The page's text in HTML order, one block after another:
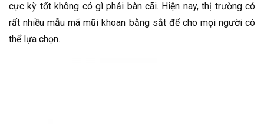
cực kỳ tốt không có gì phải bàn cãi. Hiện nay, thị trường có
rất nhiều mẫu mã mũi khoan bằng sắt để cho mọi người có
thể lựa chọn.